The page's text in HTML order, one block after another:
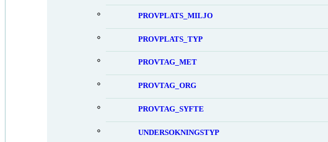
PROVPLATS_MILJO
PROVPLATS_TYP
PROVTAG_MET
PROVTAG_ORG
PROVTAG_SYFTE
UNDERSOKNINGSTYP